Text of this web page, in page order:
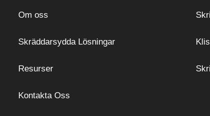
Om oss
Skräddarsydda Lösningar
Resurser
Kontakta Oss